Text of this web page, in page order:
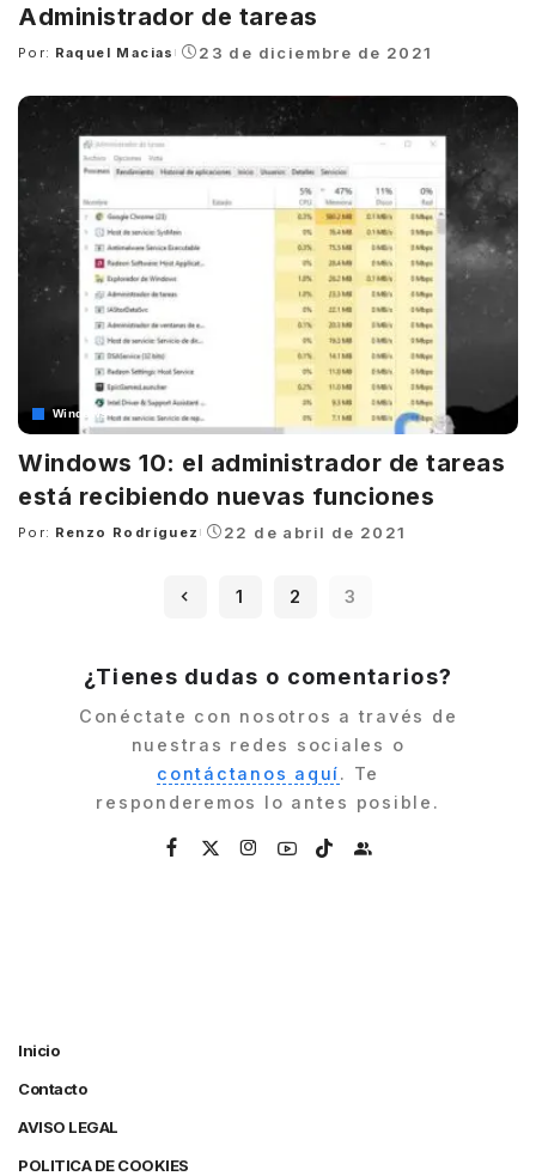
Administrador de tareas
Posted
Por: Raquel Macias 23 de diciembre de 2021
Windows
Windows 10: el administrador de tareas
está recibiendo nuevas funciones
Posted
Por: Renzo Rodríguez 22 de abril de 2021
1 2 3
¿Tienes dudas o comentarios?
Conéctate con nosotros a través de
nuestras redes sociales o
contáctanos aquí. Te
responderemos lo antes posible.
Inicio
Contacto
AVISO LEGAL
POLITICA DE COOKIES